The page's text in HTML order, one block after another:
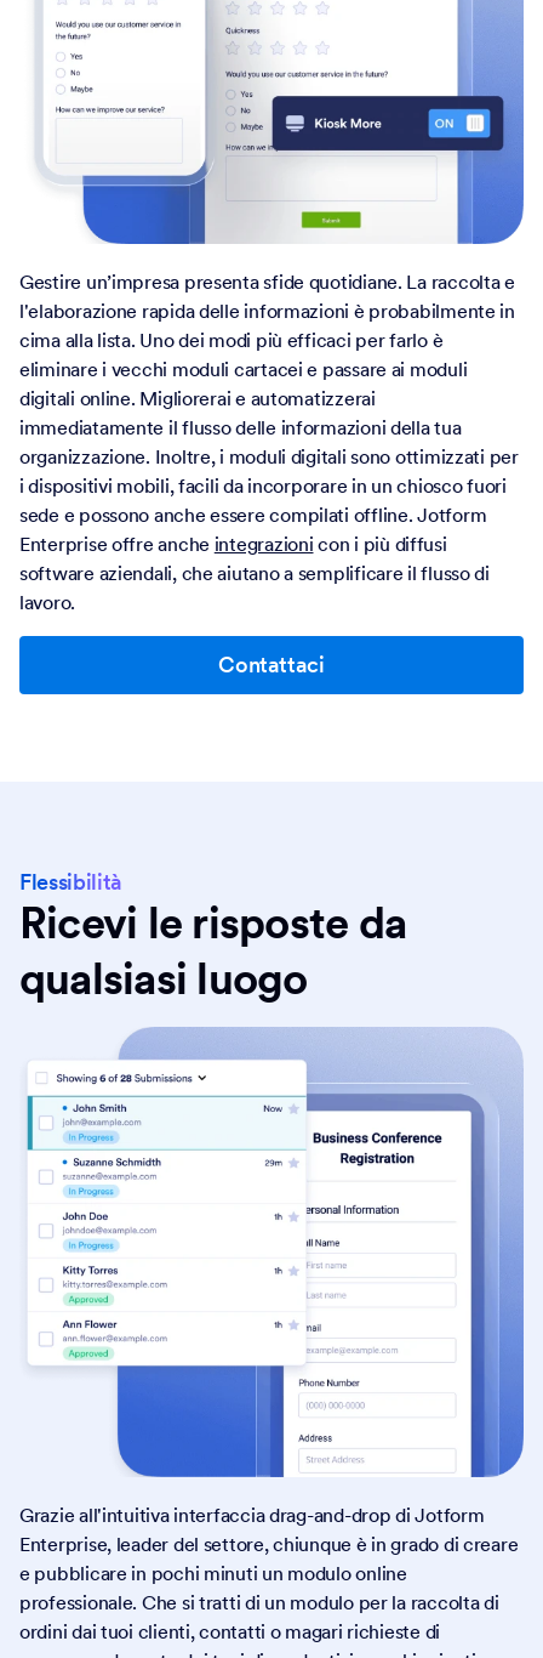
Gestire un’impresa presenta sfide quotidiane. La raccolta e
l'elaborazione rapida delle informazioni è probabilmente in
cima alla lista. Uno dei modi più efficaci per farlo è
eliminare i vecchi moduli cartacei e passare ai moduli
digitali online. Migliorerai e automatizzerai
immediatamente il flusso delle informazioni della tua
organizzazione. Inoltre, i moduli digitali sono ottimizzati per
i dispositivi mobili, facili da incorporare in un chiosco fuori
sede e possono anche essere compilati offline. Jotform
Enterprise offre anche integrazioni con i più diffusi
software aziendali, che aiutano a semplificare il flusso di
lavoro.
Contattaci
Flessibilità
Ricevi le risposte da
qualsiasi luogo
Grazie all'intuitiva interfaccia drag-and-drop di Jotform
Enterprise, leader del settore, chiunque è in grado di creare
e pubblicare in pochi minuti un modulo online
professionale. Che si tratti di un modulo per la raccolta di
ordini dai tuoi clienti, contatti o magari richieste di